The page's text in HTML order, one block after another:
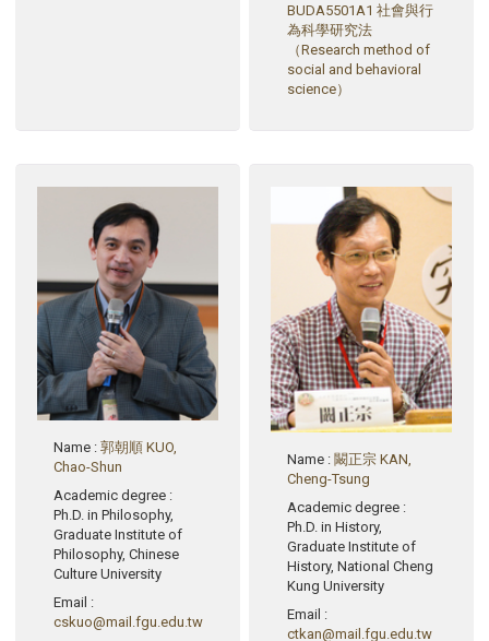
BUDA5501A1 社會與行
為科學研究法
（Research method of
social and behavioral
science）
Name :郭朝順 KUO,
Chao-Shun
Academic degree :
Ph.D. in Philosophy,
Graduate Institute of
Philosophy, Chinese
Culture University
Email :
cskuo@mail.fgu.edu.tw
Name :闞正宗 KAN,
Cheng-Tsung
Academic degree :
Ph.D. in History,
Graduate Institute of
History, National Cheng
Kung University
Email :
ctkan@mail.fgu.edu.tw